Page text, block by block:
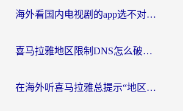
海外看国内电视剧的app选不对？这份回国加速器避坑指南帮你流畅追剧
喜马拉雅地区限制DNS怎么破？海外党听国内音乐听书的终极解决方案
在海外听喜马拉雅总提示“地区限制”？3步轻松解除+听国内音乐全攻略